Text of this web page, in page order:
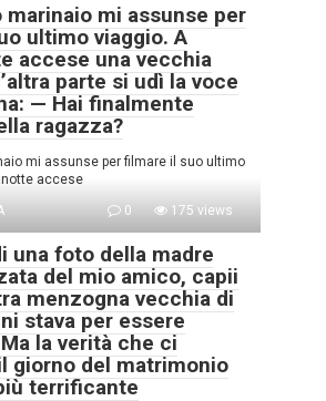
marinaio mi assunse per
ultimo viaggio. A
accese una vecchia
parte si udì la voce
— Hai finalmente
ragazza?
mi assunse per filmare il suo ultimo
accese
0 175 views
una foto della madre
del mio amico, capii
menzogna vecchia di
stava per essere
la verità che ci
giorno del matrimonio
terrificante